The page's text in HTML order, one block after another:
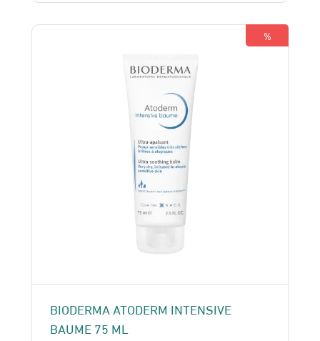
était :
230 Dhs.
est :
215 Dhs.
%
BIODERMA ATODERM INTENSIVE
BAUME 75 ML